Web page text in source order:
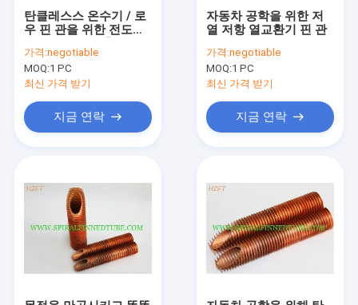
제품
우리에 대하여
공장 여행
탄클레스스 온수기 / 로
우 핀 관을 위한 전도성
핀 관을 가열시키세요
가격:negotiable
MOQ:1 PC
최신 가격 받기
지금 연락
자동차 공학을 위한 저
열 저항 열교환기 핀 관
가격:negotiable
MOQ:1 PC
최신 가격 받기
지금 연락